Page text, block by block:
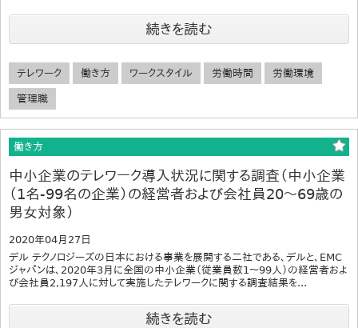
続きを読む
テレワーク 働き方 ワークスタイル 労働時間 労働環境
管理職
働き方
中小企業のテレワーク導入状況に関する調査（中小企業
（1名-99名の企業）の経営者および会社員20～69歳の
男女対象）
2020年04月27日
デル テクノロジーズの日本における事業を展開する二社である、デルと、EMC
ジャパンは、2020年3月に全国の中小企業（従業員数1～99人）の経営者およ
び会社員2,197人に対して実施したテレワークに関する調査結果を...
続きを読む